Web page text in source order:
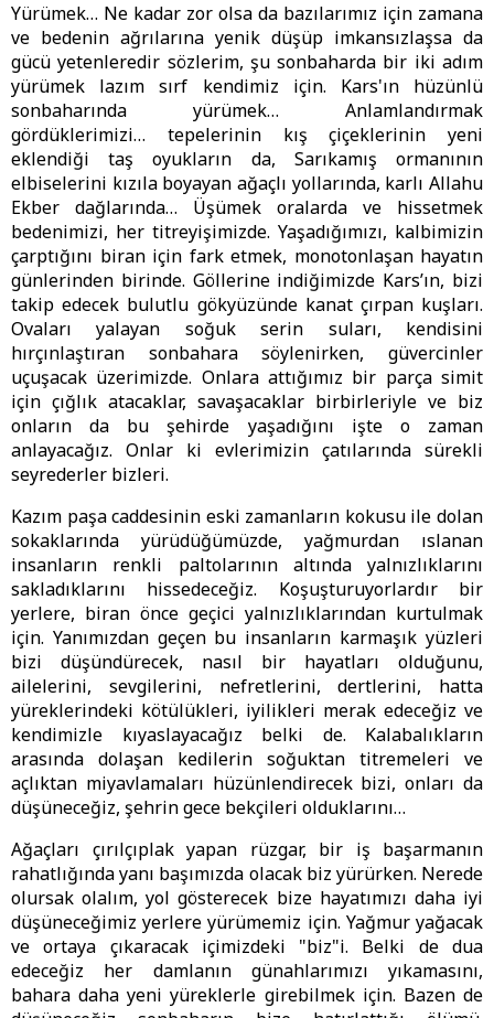
Yürümek… Ne kadar zor olsa da bazılarımız için zamana
ve bedenin ağrılarına yenik düşüp imkansızlaşsa da
gücü yetenleredir sözlerim, şu sonbaharda bir iki adım
yürümek lazım sırf kendimiz için. Kars'ın hüzünlü
sonbaharında yürümek… Anlamlandırmak
gördüklerimizi… tepelerinin kış çiçeklerinin yeni
eklendiği taş oyukların da, Sarıkamış ormanının
elbiselerini kızıla boyayan ağaçlı yollarında, karlı Allahu
Ekber dağlarında… Üşümek oralarda ve hissetmek
bedenimizi, her titreyişimizde. Yaşadığımızı, kalbimizin
çarptığını biran için fark etmek, monotonlaşan hayatın
günlerinden birinde. Göllerine indiğimizde Kars’ın, bizi
takip edecek bulutlu gökyüzünde kanat çırpan kuşları.
Ovaları yalayan soğuk serin suları, kendisini
hırçınlaştıran sonbahara söylenirken, güvercinler
uçuşacak üzerimizde. Onlara attığımız bir parça simit
için çığlık atacaklar, savaşacaklar birbirleriyle ve biz
onların da bu şehirde yaşadığını işte o zaman
anlayacağız. Onlar ki evlerimizin çatılarında sürekli
seyrederler bizleri.
Kazım paşa caddesinin eski zamanların kokusu ile dolan
sokaklarında yürüdüğümüzde, yağmurdan ıslanan
insanların renkli paltolarının altında yalnızlıklarını
sakladıklarını hissedeceğiz. Koşuşturuyorlardır bir
yerlere, biran önce geçici yalnızlıklarından kurtulmak
için. Yanımızdan geçen bu insanların karmaşık yüzleri
bizi düşündürecek, nasıl bir hayatları olduğunu,
ailelerini, sevgilerini, nefretlerini, dertlerini, hatta
yüreklerindeki kötülükleri, iyilikleri merak edeceğiz ve
kendimizle kıyaslayacağız belki de. Kalabalıkların
arasında dolaşan kedilerin soğuktan titremeleri ve
açlıktan miyavlamaları hüzünlendirecek bizi, onları da
düşüneceğiz, şehrin gece bekçileri olduklarını…
Ağaçları çırılçıplak yapan rüzgar, bir iş başarmanın
rahatlığında yanı başımızda olacak biz yürürken. Nerede
olursak olalım, yol gösterecek bize hayatımızı daha iyi
düşüneceğimiz yerlere yürümemiz için. Yağmur yağacak
ve ortaya çıkaracak içimizdeki "biz"i. Belki de dua
edeceğiz her damlanın günahlarımızı yıkamasını,
bahara daha yeni yüreklerle girebilmek için. Bazen de